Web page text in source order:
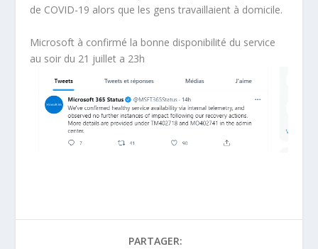
de COVID-19 alors que les gens travaillaient à domicile.
Microsoft à confirmé la bonne disponibilité du service
au soir du 21 juillet a 23h
PARTAGER: